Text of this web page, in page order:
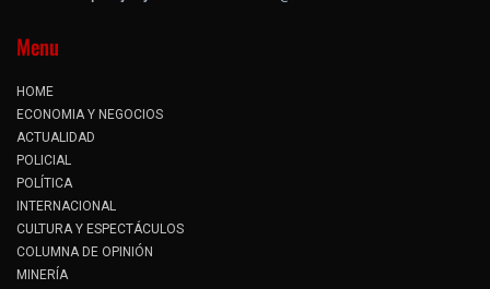
Menu
HOME
ECONOMIA Y NEGOCIOS
ACTUALIDAD
POLICIAL
POLÍTICA
INTERNACIONAL
CULTURA Y ESPECTÁCULOS
COLUMNA DE OPINIÓN
MINERÍA